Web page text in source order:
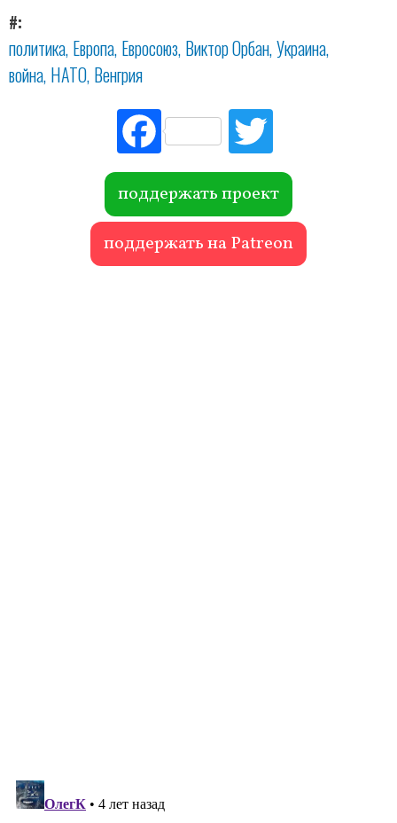
#
политика Европа Евросоюз Виктор Орбан Украина
война НАТО Венгрия
Fac
ebo
ok r
поддержать проект
поддержать на Patreon